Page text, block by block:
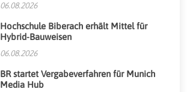
06.08.2026
Hochschule Biberach erhält Mittel für
Hybrid-Bauweisen
06.08.2026
BR startet Vergabeverfahren für Munich
Media Hub